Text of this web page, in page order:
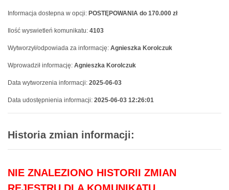
Informacja dostepna w opcji: POSTĘPOWANIA do 170.000 zł
Ilość wyswietleń komunikatu: 4103
Wytworzył/odpowiada za informację: Agnieszka Korolczuk
Wprowadził informację: Agnieszka Korolczuk
Data wytworzenia informacji: 2025-06-03
Data udostępnienia informacji: 2025-06-03 12:26:01
Historia zmian informacji:
NIE ZNALEZIONO HISTORII ZMIAN